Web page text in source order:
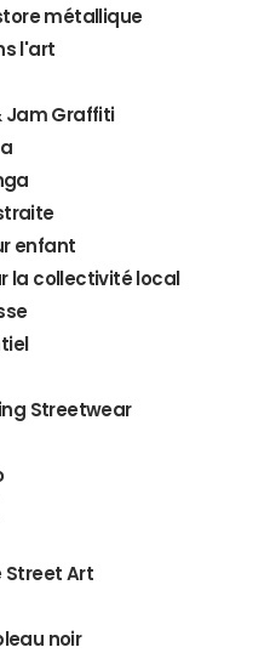
métallique
l'art
Jam Graffiti
enfant
la collectivité local
Streetwear
Street Art
noir